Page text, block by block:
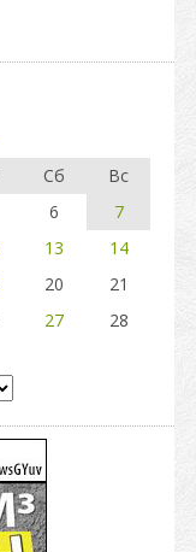
Сб
Вс
6
7
13
14
20
21
27
28